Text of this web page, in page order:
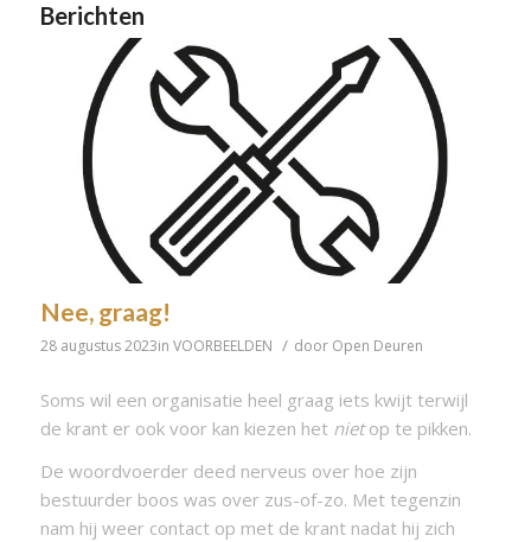
Berichten
Nee, graag!
28 augustus 2023in VOORBEELDEN / door Open Deuren
Soms wil een organisatie heel graag iets kwijt terwijl
de krant er ook voor kan kiezen het nietop te pikken.
De woordvoerder deed nerveus over hoe zijn
bestuurder boos was over zus-of-zo. Met tegenzin
nam hij weer contact op met de krant nadat hij zich